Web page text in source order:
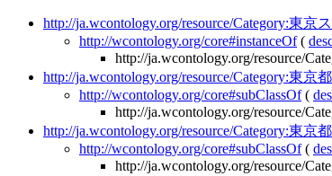
http://ja.wcontology.org/resource/Category:東京
http://wcontology.org/core#instanceOf(
http://ja.wcontology.org/resource/
http://ja.wcontology.org/resource/Category:東
http://wcontology.org/core#subClassOf(
http://ja.wcontology.org/resource/
http://ja.wcontology.org/resource/Category:東京
http://wcontology.org/core#subClassOf(
http://ja.wcontology.org/resource/